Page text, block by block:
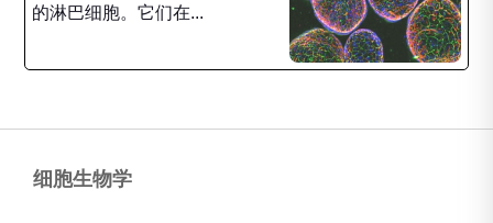
的淋巴细胞。它们在...
细胞生物学